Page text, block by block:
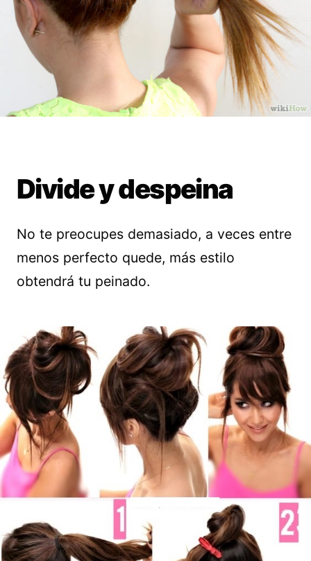
Divide y despeina
No te preocupes demasiado, a veces entre
menos perfecto quede, más estilo
obtendrá tu peinado.